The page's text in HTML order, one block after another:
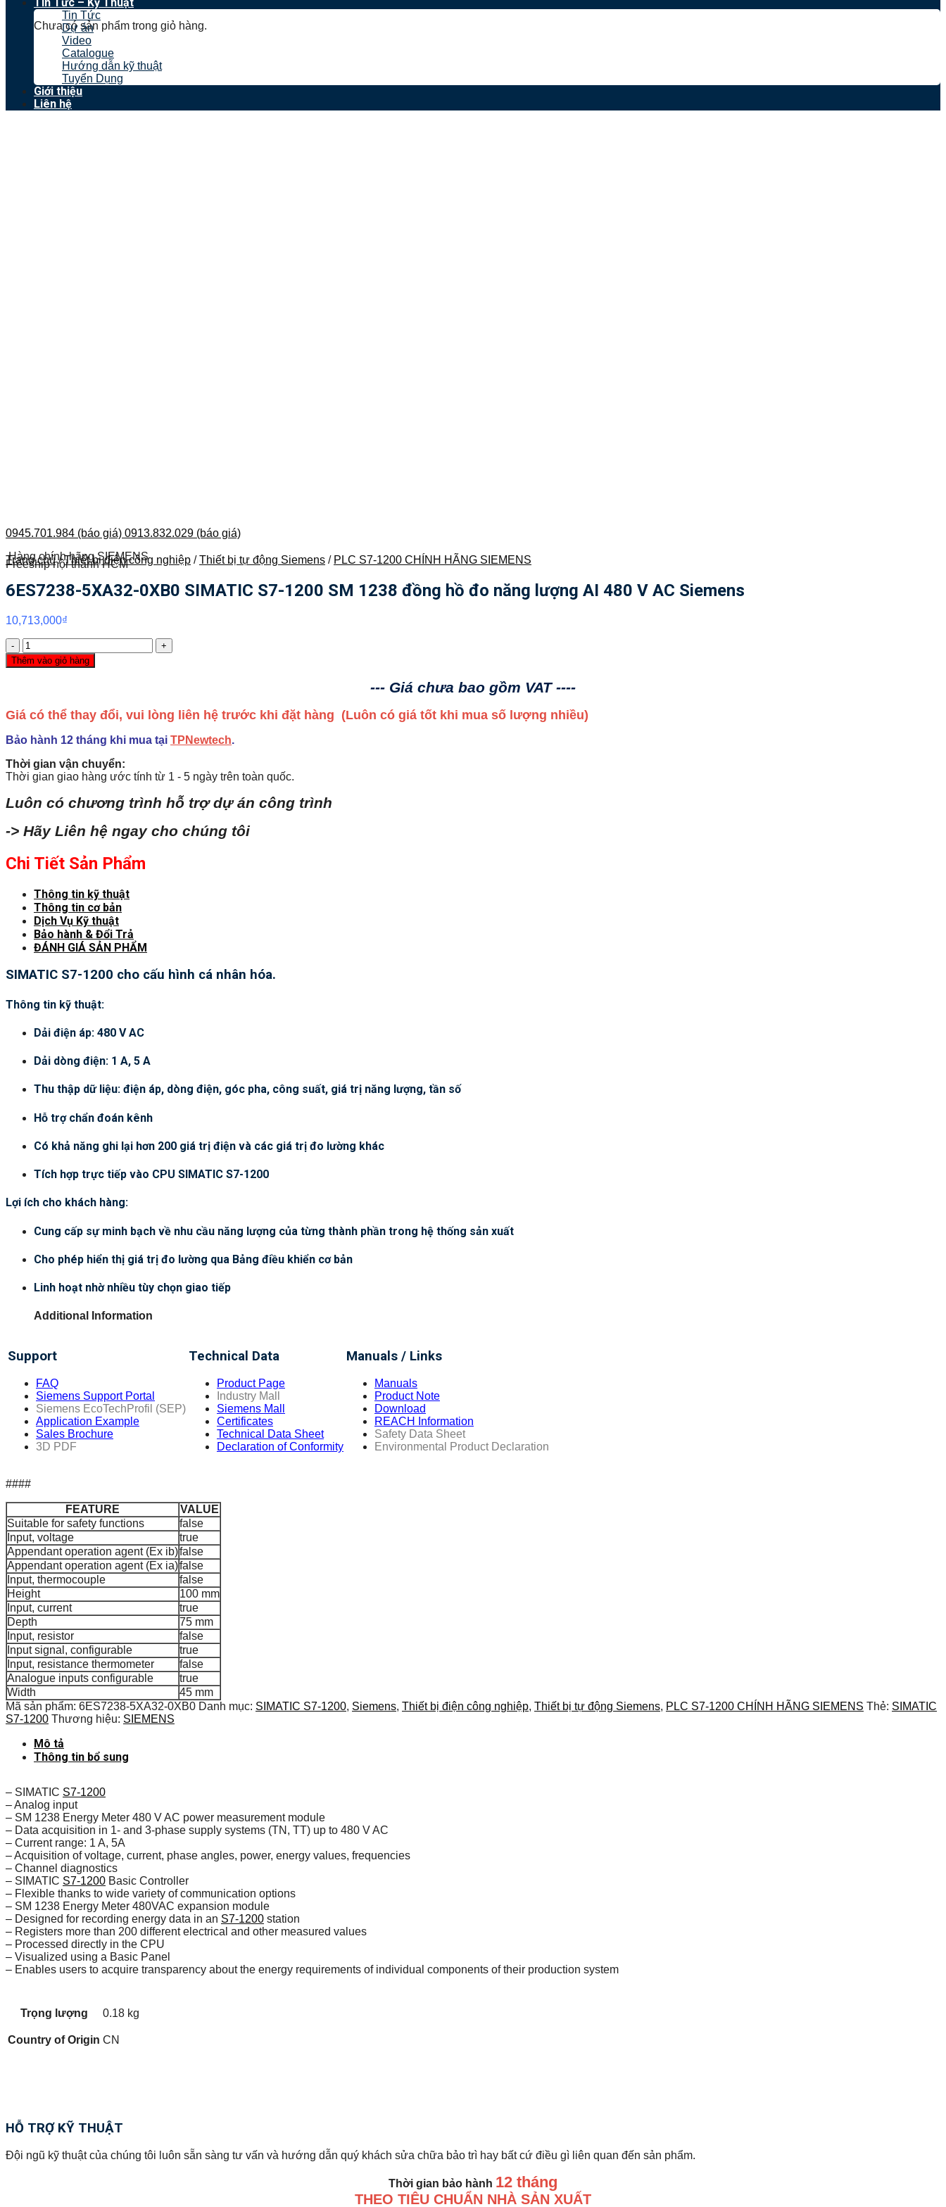
Chưa có sản phẩm trong giỏ hàng.
Tin Tức
Dự án
Video
Catalogue
Hướng dẫn kỹ thuật
Tuyển Dụng
Giới thiệu
Liên hệ
0945.701.984 (báo giá) 0913.832.029 (báo giá)
Hàng chính hãng SIEMENS
Freeship nội thành HCM
Trang chủ / Thiết bị điện công nghiệp / Thiết bị tự động Siemens / PLC S7-1200 CHÍNH HÃNG SIEMENS
6ES7238-5XA32-0XB0 SIMATIC S7-1200 SM 1238 đồng hồ đo năng lượng AI 480 V AC Siemens
10,713,000₫
6ES7238-
5XA32-
0XB0
1200
SM
1238
đồng
hồ
đo
năng
lượng
AI
V
Siemens
số
Thêm vào giỏ hàng
--- Giá chưa bao gồm VAT ----
Giá có thể thay đổi, vui lòng liên hệ trước khi đặt hàng (Luôn có giá tốt khi mua số lượng nhiều)
Bảo hành 12 tháng khi mua tại TPNewtech.
Thời gian vận chuyển:
Thời gian giao hàng ước tính từ 1 - 5 ngày trên toàn quốc.
Luôn có chương trình hỗ trợ dự án công trình
-> Hãy Liên hệ ngay cho chúng tôi
Chi Tiết Sản Phẩm
Thông tin kỹ thuật
Thông tin cơ bản
Dịch Vụ Kỹ thuật
Bảo hành & Đổi Trả
ĐÁNH GIÁ SẢN PHẨM
SIMATIC S7-1200 cho cấu hình cá nhân hóa.
Thông tin kỹ thuật:
Dải điện áp: 480 V AC
Dải dòng điện: 1 A, 5 A
Thu thập dữ liệu: điện áp, dòng điện, góc pha, công suất, giá trị năng lượng, tần số
Hỗ trợ chẩn đoán kênh
Có khả năng ghi lại hơn 200 giá trị điện và các giá trị đo lường khác
Tích hợp trực tiếp vào CPU SIMATIC S7-1200
Lợi ích cho khách hàng:
Cung cấp sự minh bạch về nhu cầu năng lượng của từng thành phần trong hệ thống sản xuất
Cho phép hiển thị giá trị đo lường qua Bảng điều khiển cơ bản
Lin­h hoạt nhờ nhiều tùy chọn giao tiếp
Additional Information
Support
FAQ
Siemens Support Portal
Siemens EcoTechProfil (SEP)
Application Example
Sales Brochure
3D PDF
Technical Data
Product Page
Industry Mall
Siemens Mall
Certificates
Technical Data Sheet
Declaration of Conformity
Manuals / Links
Manuals
Product Note
Download
REACH Information
Safety Data Sheet
Environmental Product Declaration
####
FEATURE
VALUE
Suitable for safety functions
false
Input, voltage
true
Appendant operation agent (Ex ib)false
Appendant operation agent (Ex ia)false
Input, thermocouple
false
Height
100 mm
Input, current
true
Depth
75 mm
Input, resistor
false
Input signal, configurable
true
Input, resistance thermometer
false
Analogue inputs configurable
true
Width
45 mm
Mã sản phẩm: 6ES7238-5XA32-0XB0 Danh mục: SIMATIC S7-1200, Siemens, Thiết bị điện công nghiệp, Thiết bị tự động Siemens, PLC S7-1200 CHÍNH HÃNG SIEMENS Thẻ: SIMATIC
S7-1200 Thương hiệu: SIEMENS
Mô tả
Thông tin bổ sung
– SIMATIC S7-1200
– Analog input
– SM 1238 Energy Meter 480 V AC power measurement module
– Data acquisition in 1- and 3-phase supply systems (TN, TT) up to 480 V AC
– Current range: 1 A, 5A
– Acquisition of voltage, current, phase angles, power, energy values, frequencies
– Channel diagnostics
– SIMATIC S7-1200 Basic Controller
– Flexible thanks to wide variety of communication options
– SM 1238 Energy Meter 480VAC expansion module
– Designed for recording energy data in an S7-1200 station
– Registers more than 200 different electrical and other measured values
– Processed directly in the CPU
– Visualized using a Basic Panel
– Enables users to acquire transparency about the energy requirements of individual components of their production system
Trọng lượng 0.18 kg
Country of Origin CN
HỖ TRỢ KỸ THUẬT
Đội ngũ kỹ thuật của chúng tôi luôn sẵn sàng tư vấn và hướng dẫn quý khách sửa chữa bảo trì hay bất cứ điều gì liên quan đến sản phẩm.
Thời gian bảo hành 12 tháng
THEO TIÊU CHUẨN NHÀ SẢN XUẤT